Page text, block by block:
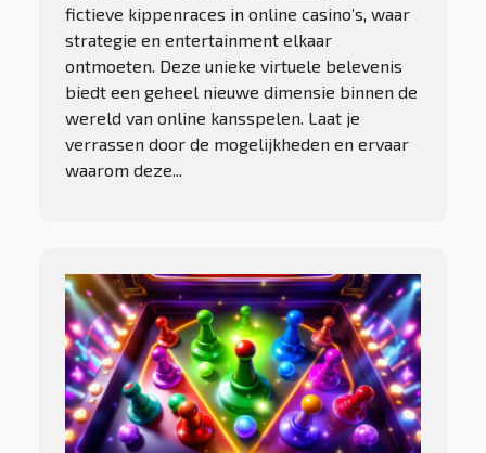
fictieve kippenraces in online casino’s, waar
strategie en entertainment elkaar
ontmoeten. Deze unieke virtuele belevenis
biedt een geheel nieuwe dimensie binnen de
wereld van online kansspelen. Laat je
verrassen door de mogelijkheden en ervaar
waarom deze...